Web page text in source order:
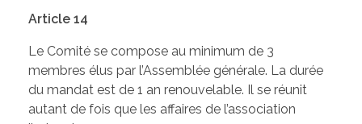
Article 14
Le Comité se compose au minimum de 3
membres élus par l’Assemblée générale. La durée
du mandat est de 1 an renouvelable. Il se réunit
autant de fois que les affaires de l’association